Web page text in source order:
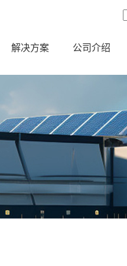
解决方案 公司介绍